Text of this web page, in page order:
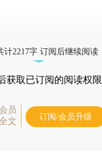
计2217字 订阅后继续阅读
获取已订阅的阅读权限
员
文
订阅/会员升级